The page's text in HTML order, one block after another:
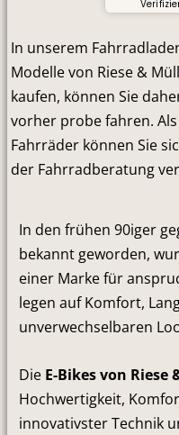
In unserem
Modelle von Riese &
kaufen, können Sie
vorher probe fahren.
Fahrräder können Sie
der Fahrradberatung
In den frühen 90iger
bekannt geworden,
einer Marke für
legen auf Komfort,
unverwechselbaren
Die E-Bikes von Riese
Hochwertigkeit,
innovativster Technik